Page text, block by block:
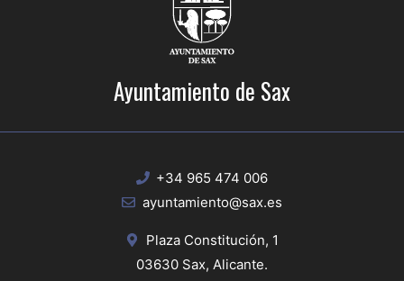
Ayuntamiento de Sax
+34 965 474 006
ayuntamiento@sax.es
Plaza Constitución, 1
03630 Sax, Alicante.